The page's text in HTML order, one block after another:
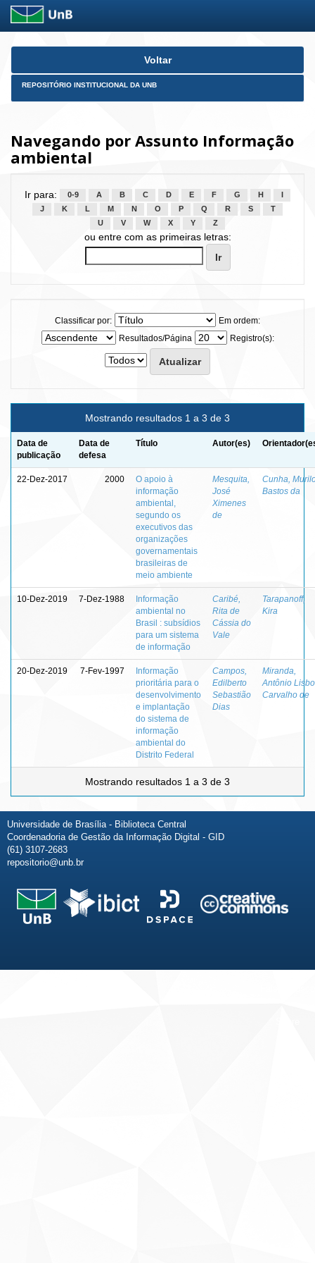
Skip
Voltar
REPOSITÓRIO INSTITUCIONAL DA UNB
Navegando por Assunto Informação
ambiental
Ir para: 0-9 A B C D E F G H
J
K L M N O P Q R S
T
U
V W X Y Z
ou entre com as primeiras letras:
Classificar por:
Em ordem:
Resultados/Página
Registro(s):
Mostrando resultados 1 a 3 de 3
Data de
publicação
Data de
defesa
Título Autor(es)
22-Dez-2017 2000
O apoio à
informação
ambiental,
segundo os
executivos das
organizações
governamentais
brasileiras de
meio ambiente
Mesquita,
José
Ximenes
de
Cunha,
Bastos da
10-Dez-2019 7-Dez-1988
Informação
ambiental no
Brasil : subsídios
para um sistema
de informação
Caribé,
Rita de
Cássia do
Vale
Tarapanoff,
Kira
20-Dez-2019 7-Fev-1997
Informação
prioritária para o
desenvolvimento
e implantação
do sistema de
informação
ambiental do
Distrito Federal
Campos,
Edilberto
Sebastião
Dias
Miranda,
Antônio
Carvalho de
Mostrando resultados 1 a 3 de 3
Universidade de Brasília - Biblioteca Central
Coordenadoria de Gestão da Informação Digital - GID
(61) 3107-2683
repositorio@unb.br